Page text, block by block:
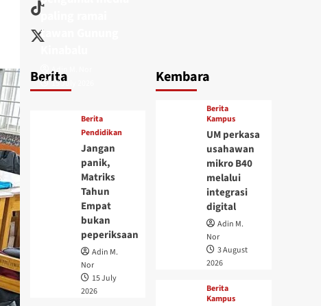
Berita
paling ramai
tawan Gunung
Adin M. Nor
15 July 2026
Berita
Pendidikan
Jangan
panik,
Matriks
Tahun
Empat
bukan
peperiksaan
Adin M.
Nor
15 July
2026
Kembara
Berita
Kampus
UM perkasa
usahawan
mikro B40
melalui
integrasi
digital
Adin M.
Nor
3 August
2026
Berita
Kampus